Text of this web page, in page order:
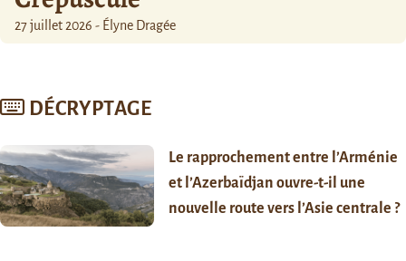
27 juillet 2026 - Élyne Dragée
DÉCRYPTAGE
Le rapprochement entre l’Arménie
et l’Azerbaïdjan ouvre-t-il une
nouvelle route vers l’Asie centrale ?